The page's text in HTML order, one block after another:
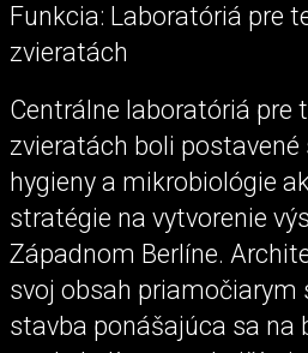
Funkcia: Laboratóriá pre
zvieratách
Centrálne laboratóriá pre
zvieratách boli
hygieny a mikrobiológie
stratégie na vytvorenie
Západnom Berlíne.
svoj obsah priamočiarym
stavba ponášajúca sa na